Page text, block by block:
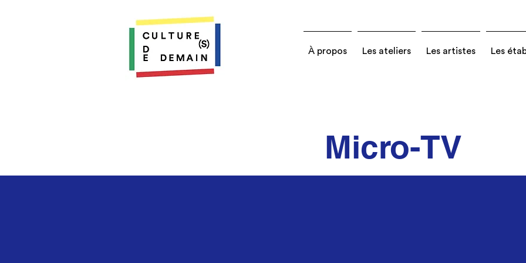
À propos Les ateliers Les artistes Les
Micro-TV